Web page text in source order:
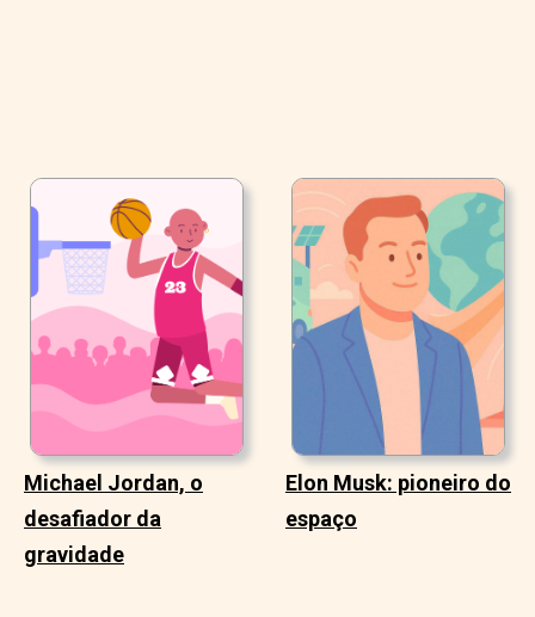
Michael Jordan, o
desafiador da
gravidade
Elon Musk: pioneiro do
espaço